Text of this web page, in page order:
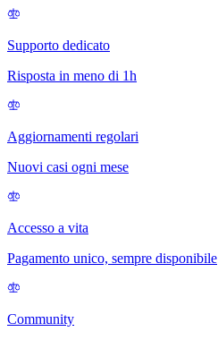
Supporto dedicato
Risposta in meno di 1h
Aggiornamenti regolari
Nuovi casi ogni mese
Accesso a vita
Pagamento unico, sempre disponibile
Community